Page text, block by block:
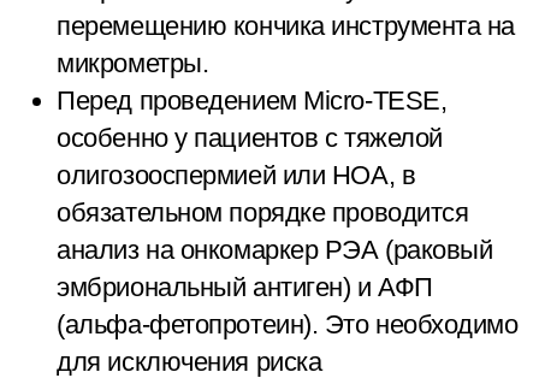
перемещению кончика инструмента на
микрометры.
Перед проведением Micro-TESE,
особенно у пациентов с тяжелой
олигозооспермией или НОА, в
обязательном порядке проводится
анализ на онкомаркер РЭА (раковый
эмбриональный антиген) и АФП
(альфа-фетопротеин). Это необходимо
для исключения риска